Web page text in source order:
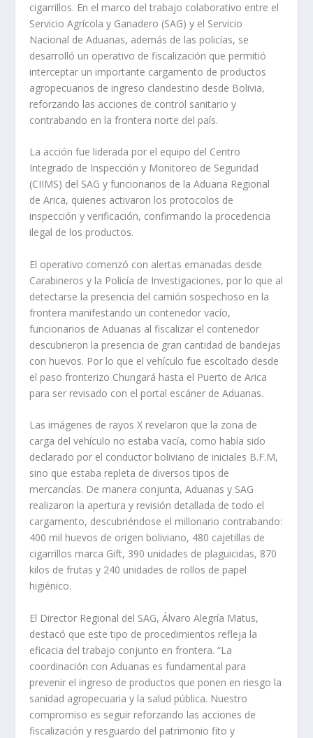
cigarrillos. En el marco del trabajo colaborativo entre el
Servicio Agrícola y Ganadero (SAG) y el Servicio
Nacional de Aduanas, además de las policías, se
desarrolló un operativo de fiscalización que permitió
interceptar un importante cargamento de productos
agropecuarios de ingreso clandestino desde Bolivia,
reforzando las acciones de control sanitario y
contrabando en la frontera norte del país.
La acción fue liderada por el equipo del Centro
Integrado de Inspección y Monitoreo de Seguridad
(CIIMS) del SAG y funcionarios de la Aduana Regional
de Arica, quienes activaron los protocolos de
inspección y verificación, confirmando la procedencia
ilegal de los productos.
El operativo comenzó con alertas emanadas desde
Carabineros y la Policía de Investigaciones, por lo que al
detectarse la presencia del camión sospechoso en la
frontera manifestando un contenedor vacío,
funcionarios de Aduanas al fiscalizar el contenedor
descubrieron la presencia de gran cantidad de bandejas
con huevos. Por lo que el vehículo fue escoltado desde
el paso fronterizo Chungará hasta el Puerto de Arica
para ser revisado con el portal escáner de Aduanas.
Las imágenes de rayos X revelaron que la zona de
carga del vehículo no estaba vacía, como había sido
declarado por el conductor boliviano de iniciales B.F.M,
sino que estaba repleta de diversos tipos de
mercancías. De manera conjunta, Aduanas y SAG
realizaron la apertura y revisión detallada de todo el
cargamento, descubriéndose el millonario contrabando:
400 mil huevos de origen boliviano, 480 cajetillas de
cigarrillos marca Gift, 390 unidades de plaguicidas, 870
kilos de frutas y 240 unidades de rollos de papel
higiénico.
El Director Regional del SAG, Álvaro Alegría Matus,
destacó que este tipo de procedimientos refleja la
eficacia del trabajo conjunto en frontera. “La
coordinación con Aduanas es fundamental para
prevenir el ingreso de productos que ponen en riesgo la
sanidad agropecuaria y la salud pública. Nuestro
compromiso es seguir reforzando las acciones de
fiscalización y resguardo del patrimonio fito y